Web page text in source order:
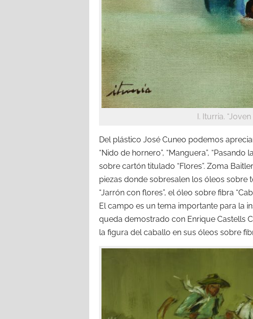
I. Iturria.
Del plástico José Cuneo podemos
“Nido de hornero”, “Manguera”, “Pasando
sobre cartón titulado “Flores”. Zoma
piezas donde sobresalen los óleos sobre
“Jarrón con flores”, el óleo sobre fibra
El campo es un tema importante para la
queda demostrado con Enrique Castells
la figura del caballo en sus óleos sobre